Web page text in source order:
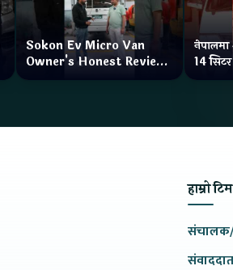
Sokon Ev Micro Van
Owner's Honest Review
How is the service?
14
हाम्रो टिम